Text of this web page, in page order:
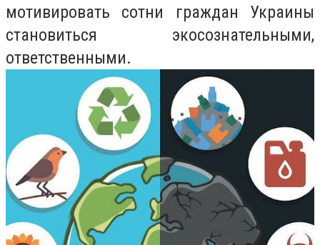
мотивировать сотни граждан Украины
становиться экосознательными,
ответственными.